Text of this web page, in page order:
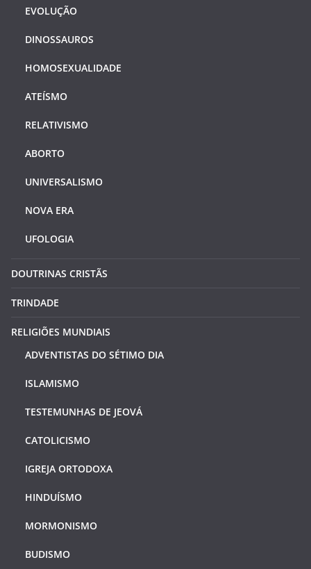
EVOLUÇÃO
DINOSSAUROS
HOMOSEXUALIDADE
ATEÍSMO
RELATIVISMO
ABORTO
UNIVERSALISMO
NOVA ERA
UFOLOGIA
DOUTRINAS CRISTÃS
TRINDADE
RELIGIÕES MUNDIAIS
ADVENTISTAS DO SÉTIMO DIA
ISLAMISMO
TESTEMUNHAS DE JEOVÁ
CATOLICISMO
IGREJA ORTODOXA
HINDUÍSMO
MORMONISMO
BUDISMO